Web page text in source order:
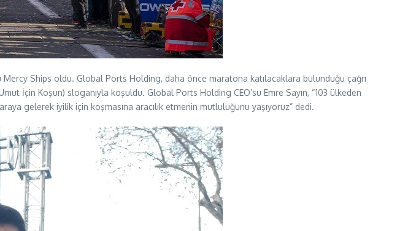
Ships oldu. Global Ports Holding, daha önce maratona katılacaklara bulunduğu çağrı
İçin Koşun) sloganıyla koşuldu. Global Ports Holding CEO’su Emre Sayın, “103 ülkeden
gelerek iyilik için koşmasına aracılık etmenin mutluluğunu yaşıyoruz” dedi.